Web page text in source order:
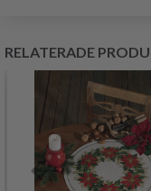
RELATERADE